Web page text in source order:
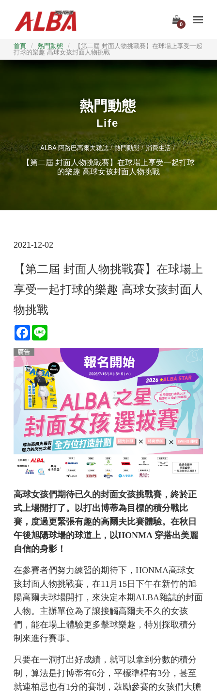
0
首頁 / 熱門動態 /
【第二屆 封面人物挑戰賽】在球場上享受一起
打球的樂趣 高球女孩封面人物挑戰
熱門動態
Life
ALBA 阿路巴高爾夫雜誌 熱門動態 消費生活
【第二屆 封面人物挑戰賽】在球場上享受一起打球
的樂趣 高球女孩封面人物挑戰
2021-12-02
【第二屆 封面人物挑戰賽】在球場上
享受一起打球的樂趣 高球女孩封面人
物挑戰
Facebook
高球女孩們期待已久的封面女孩挑戰賽，終於正
式上場開打了。以打出博蒂為目標的積分戰比
賽，度過更緊張有趣的高爾夫比賽體驗。在秋日
午後旭陽球場的球道上，以HONMA 穿搭出美麗
自信的身影！
在參賽者們努力練習的期待下，HONMA高球女
孩封面人物挑戰賽，在11月15日下午在新竹的旭
陽高爾夫球場開打，來決定本期ALBA雜誌的封面
人物。主辦單位為了讓接觸高爾夫不久的女孩
們，能在場上體驗更多擊球樂趣，特別採取積分
制來進行賽事。
只要在一洞打出好成績，就可以拿到分數的積分
制，算法是打博蒂有6分，平標準桿有3分，甚至
就連柏忌也有1分的賽制，鼓勵參賽的女孩們大膽